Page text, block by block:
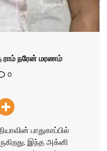
நரேன் மரணம்
0
பாதுகாப்பில்
இந்த அக்னி